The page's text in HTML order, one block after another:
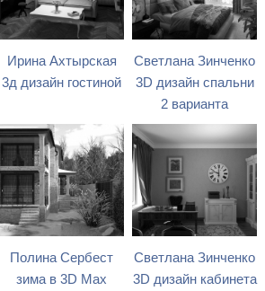
Ирина Ахтырская
3д дизайн гостиной
Светлана Зинченко
3D дизайн спальни
2 варианта
Полина Сербест
зима в 3D Max
Светлана Зинченко
3D дизайн кабинета